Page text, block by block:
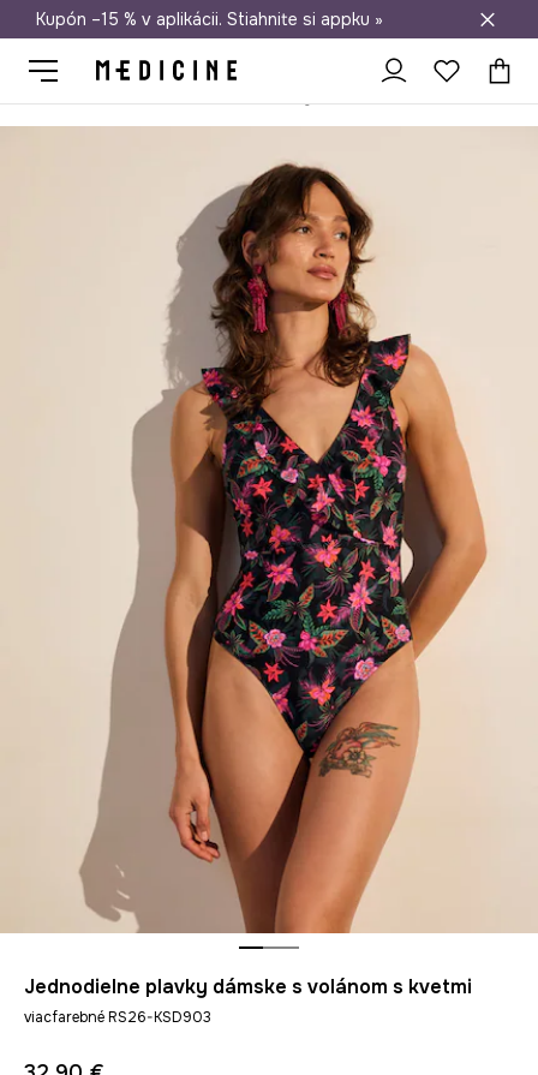
Doprava zadarmo od 50 €
Kupón –15 % v aplikácii. Stiahnite si appku »
Jednodielne plavky dámske s volánom s kvetmi
viacfarebné RS26-KSD903